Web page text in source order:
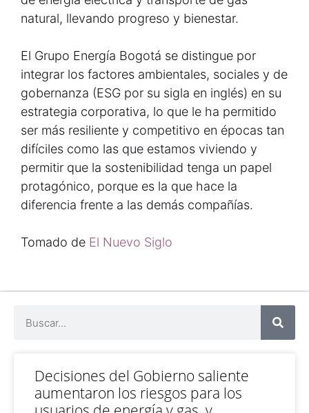
natural, llevando progreso y bienestar.
El Grupo Energía Bogotá se distingue por
integrar los factores ambientales, sociales y de
gobernanza (ESG por su sigla en inglés) en su
estrategia corporativa, lo que le ha permitido
ser más resiliente y competitivo en épocas tan
difíciles como las que estamos viviendo y
permitir que la sostenibilidad tenga un papel
protagónico, porque es la que hace la
diferencia frente a las demás compañías.
Tomado de El Nuevo Siglo
Decisiones del Gobierno saliente
aumentaron los riesgos para los